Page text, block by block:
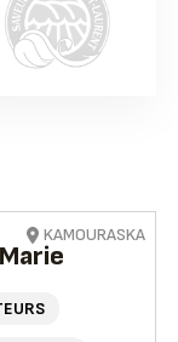
KAMOURASKA